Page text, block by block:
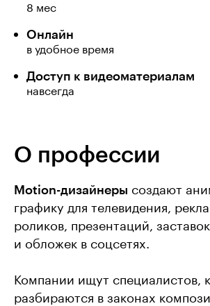
8 мес
Онлайн
в удобное время
Доступ к видеоматериалам
навсегда
О профессии
Motion-дизайнеры создают
графику для телевидения,
роликов, презентаций,
и обложек в соцсетях.
Компании ищут специалистов,
разбираются в законах